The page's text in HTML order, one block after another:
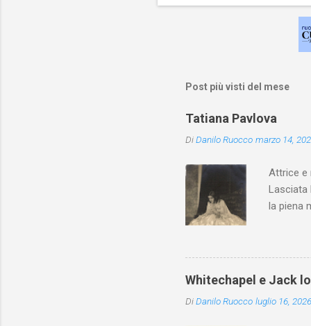
Post più visti del mese
Tatiana Pavlova
DiDanilo Ruocco marzo 14,
Attrice e
Lasciata
la piena
Whitechapel e Jack
DiDanilo Ruocco luglio 16, 2026